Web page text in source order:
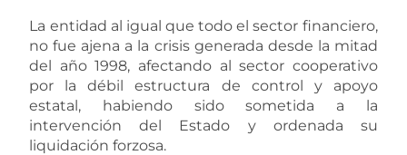
La entidad al igual que todo el sector financiero,
no fue ajena a la crisis generada desde la mitad
del año 1998, afectando al sector cooperativo
por la débil estructura de control y apoyo
estatal, habiendo sido sometida a la
intervención del Estado y ordenada su
liquidación forzosa.